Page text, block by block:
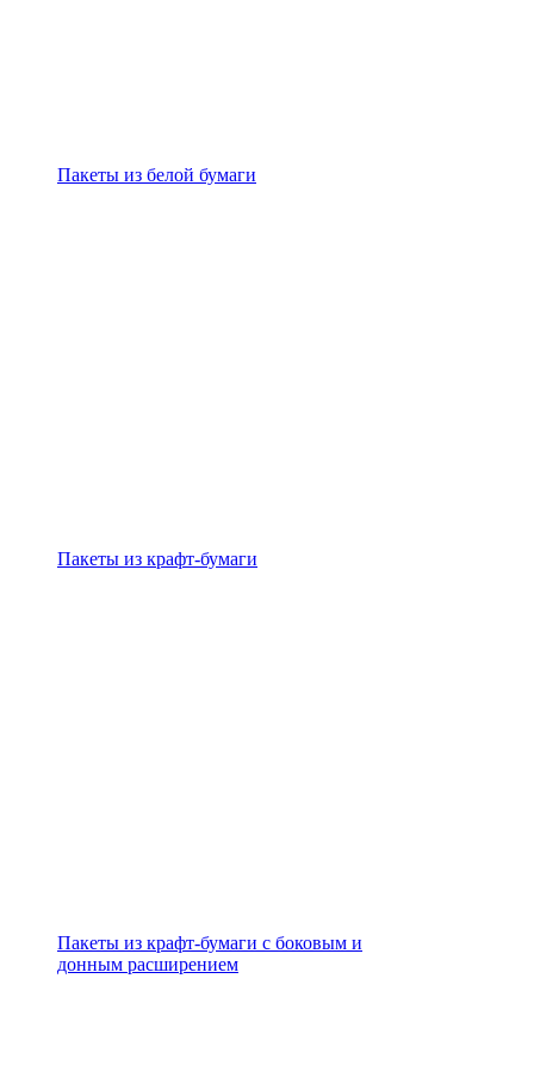
Пакеты из белой бумаги
Пакеты из крафт-бумаги
Пакеты из крафт-бумаги с боковым и
донным расширением